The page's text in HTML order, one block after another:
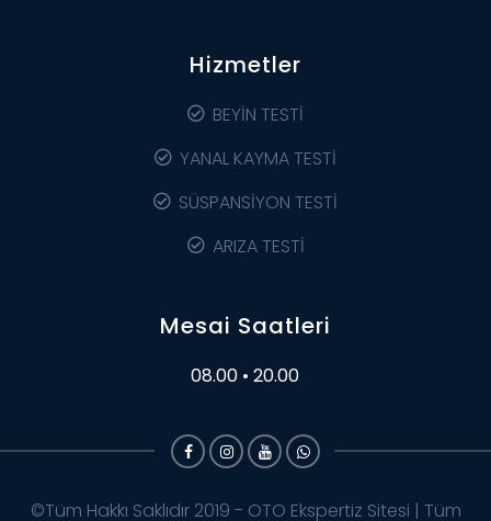
Hizmetler
BEYİN TESTİ
YANAL KAYMA TESTİ
SÜSPANSİYON TESTİ
ARIZA TESTİ
Mesai Saatleri
08.00 • 20.00
©Tüm Hakkı Saklıdır 2019 - OTO Ekspertiz Sitesi | Tüm